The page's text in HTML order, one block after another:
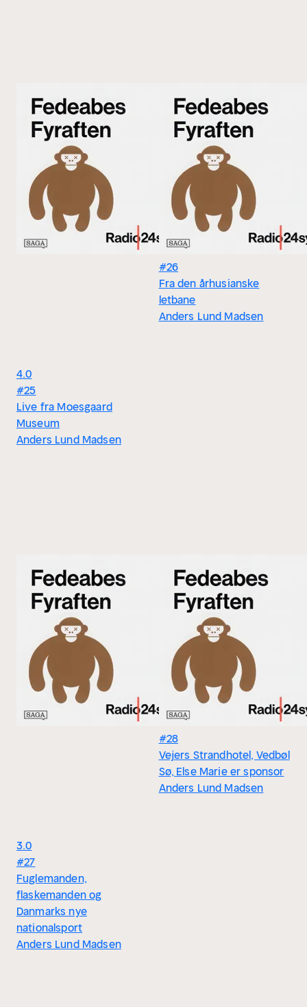
4.0
#25
Live fra Moesgaard
Museum
Anders Lund Madsen
#26
Fra den århusianske
letbane
Anders Lund Madsen
3.0
#27
Fuglemanden,
flaskemanden og
Danmarks nye
nationalsport
Anders Lund Madsen
#28
Vejers Strandhotel, Vedbøl
Sø, Else Marie er sponsor
Anders Lund Madsen